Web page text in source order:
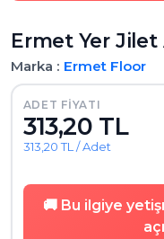
Ermet Yer Jilet
Marka : Ermet Floor
ADET FIYATI
313,20 TL
313,20 TL / Adet
🚚 Bu ilgiye